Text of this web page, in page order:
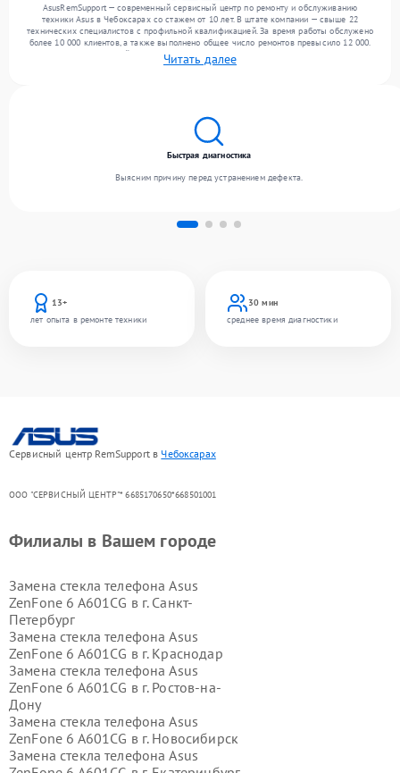
AsusRemSupport — современный сервисный центр по ремонту и обслуживанию
техники Asus в Чебоксарах со стажем от 10 лет. В штате компании — свыше 22
технических специалистов с профильной квалификацией. За время работы обслужено
более 10 000 клиентов, а также выполнено общее число ремонтов превысило 12 000.
Ежемесячно в сервисный центр поступает свыше 300 единиц техники, включая , , . Мы
работаем с широким спектром неисправностей и обеспечиваем надежный результат
Читать далее
13+
лет опыта в ремонте техники
30 мин
среднее время диагностики
Быстрая диагностика
Выясним причину перед устранением дефекта.
Сервисный центр RemSupport вЧебоксарах
ООО "СЕРВИСНЫЙ ЦЕНТР"* 6685170650*668501001
Филиалы в Вашем городе
Замена стекла телефона Asus
ZenFone 6 A601CG в г. Санкт-
Петербург
Замена стекла телефона Asus
ZenFone 6 A601CG в г. Краснодар
Замена стекла телефона Asus
ZenFone 6 A601CG в г. Ростов-на-
Дону
Замена стекла телефона Asus
ZenFone 6 A601CG в г. Новосибирск
Замена стекла телефона Asus